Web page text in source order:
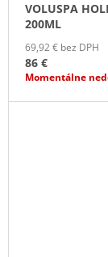
VOLUSPA
200ML
69,92 € bez DPH
86 €
Momentálne